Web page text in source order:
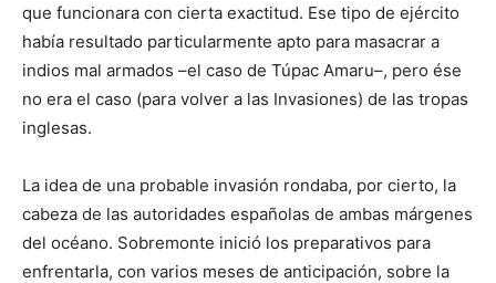
que funcionara con cierta exactitud. Ese tipo de ejército
había resultado particularmente apto para masacrar a
indios mal armados –el caso de Túpac Amaru–, pero ése
no era el caso (para volver a las Invasiones) de las tropas
inglesas.
La idea de una probable invasión rondaba, por cierto, la
cabeza de las autoridades españolas de ambas márgenes
del océano. Sobremonte inició los preparativos para
enfrentarla, con varios meses de anticipación, sobre la